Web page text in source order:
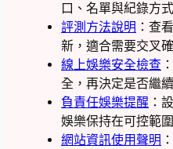
口、名單與紀錄方式
評測方法說明 ：查
新，適合需要交叉
線上娛樂安全檢查
全，再決定是否繼續
負責任娛樂提醒 ：
娛樂保持在可控範圍
網站資訊使用聲明